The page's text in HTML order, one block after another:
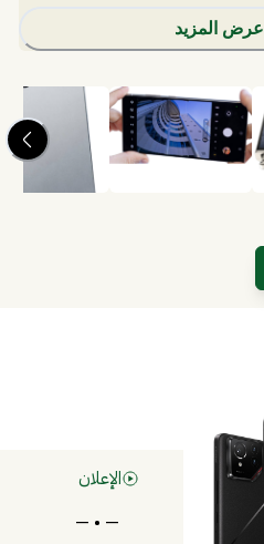
عرض المزيد
الإعلان
— • —